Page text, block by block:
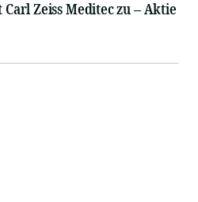
Zeiss Meditec zu – Aktie